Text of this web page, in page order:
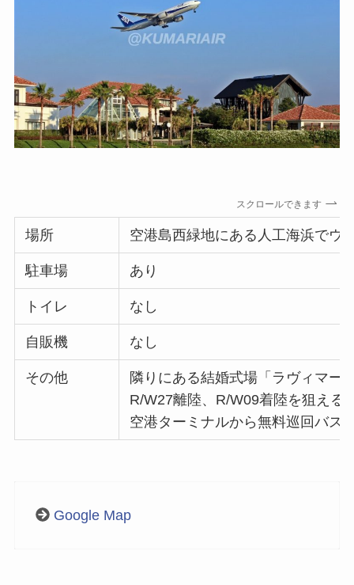
スクロールできます
場所 空港島西緑地にある人工海浜でウ
駐車場 あり
トイレ なし
自販機 なし
その他
隣りにある結婚式場「ラヴィマー
R/W27離陸、R/W09着陸を狙える
空港ターミナルから無料巡回バス
Google Map